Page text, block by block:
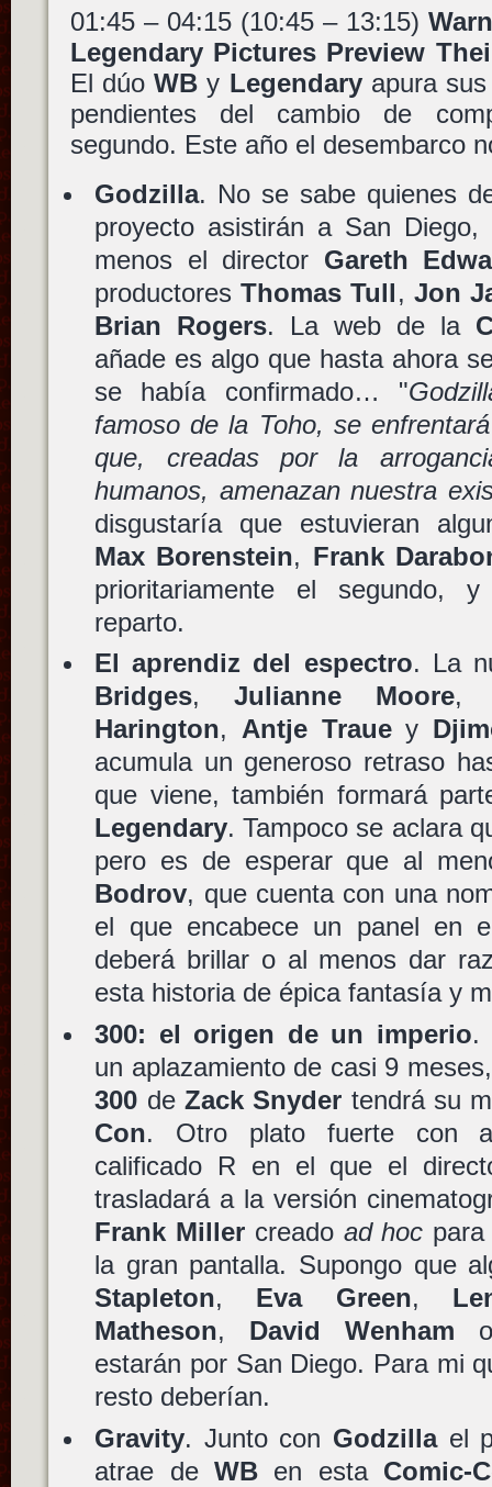
01:45 – 04:15 (10:45 – 13:15)
Legendary Pictures Preview
El dúoWB y Legendaryapura sus
pendientes del cambio de
segundo. Este año el desembarco
Godzilla. No se sabe quienes
proyecto asistirán a San
menos el director Gareth
productoresThomas Tull, Jon
Brian Rogers. La web de la
añade es algo que hasta ahora
se había confirmado… "
famoso de la Toho, se
que, creadas por la
humanos, amenazan nuestra
disgustaría que estuvieran
Max Borenstein, Frank
prioritariamente el segundo,
reparto.
El aprendiz del espectro. La
Bridges,Julianne Moore
Harington, Antje Trauey
acumula un generoso retraso
que viene, también formará
Legendary. Tampoco se aclara
pero es de esperar que al
Bodrov, que cuenta con una
el que encabece un panel en
deberá brillar o al menos dar
esta historia de épica fantasía y
300: el origen de un imperio.
un aplazamiento de casi 9
300 de Zack Snyder tendrá su
Con. Otro plato fuerte con
calificado R en el que el
trasladará a la versión
Frank Miller creado ad hoc
la gran pantalla. Supongo que
Stapleton, Eva Green,
Matheson, David Wenham
estarán por San Diego. Para mi
resto deberían.
Gravity. Junto con Godzillael
atrae de WBen esta Comic-